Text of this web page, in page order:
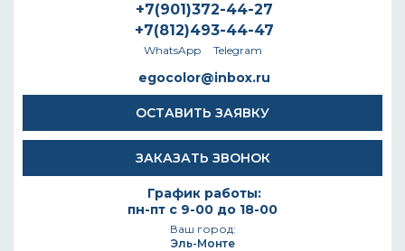
+7(901)372-44-27
+7(812)493-44-47
WhatsApp Telegram
egocolor@inbox.ru
ОСТАВИТЬ ЗАЯВКУ
ЗАКАЗАТЬ ЗВОНОК
График работы:
пн-пт с 9-00 до 18-00
Ваш город:
Эль-Монте